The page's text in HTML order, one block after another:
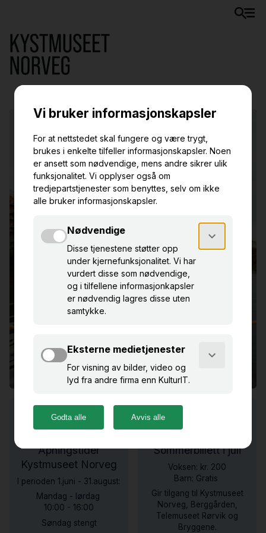
Opplev
Namdalskysten
Gjennom spennende historier inviterer vi deg med
på en reise
i Namdalskystens 10 000 år lange historie.
Åpningstider
Kystmuseet Norveg
I perioden 1.juni - 31.august:
Mandag - lørdag
10:00 - 16:00
Søndag stengt
Sommerbillett i juli
Voksen: kr. 200
Barn: Gratis
Gir tilgang til Kystmuseet
Norveg, Berggården,
Telemuseet Rørvik og
Bryggene.